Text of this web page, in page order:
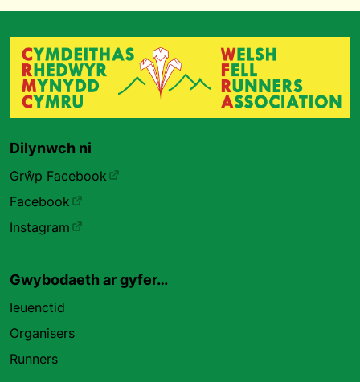
Dilynwch ni
Grŵp Facebook
Facebook
Instagram
Gwybodaeth ar gyfer…
Ieuenctid
Organisers
Runners